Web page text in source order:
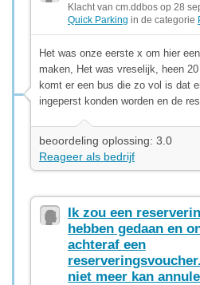
Klacht van cm.ddbos op 28
Quick Parking in de categorie
Het was onze eerste x om hier
maken, Het was vreselijk, heen
komt er een bus die zo vol is dat
ingeperst konden worden en de
beoordeling oplossing: 3.0
Reageer als bedrijf
Ik zou een
hebben gedaan en
achteraf een
niet meer kan